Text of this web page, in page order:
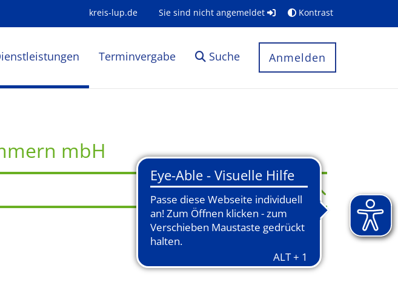
kreis-lup.de Sie sind nicht angemeldet Kontrast
Terminvergabe Suche Anmelden
mbH